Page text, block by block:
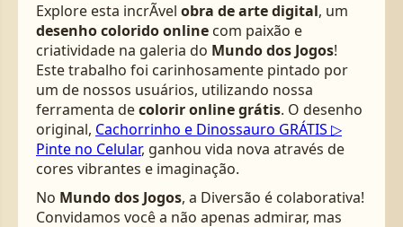
Explore esta incrÃ­vel obra de arte digital, um
desenho colorido online com paixão e
criatividade na galeria do Mundo dos Jogos!
Este trabalho foi carinhosamente pintado por
um de nossos usuários, utilizando nossa
ferramenta decolorir online grátis. O desenho
original, Cachorrinho e Dinossauro GRÁTIS ▷
Pinte no Celular, ganhou vida nova através de
cores vibrantes e imaginação.
No Mundo dos Jogos, a Diversão é colaborativa!
Convidamos você a não apenas admirar, mas